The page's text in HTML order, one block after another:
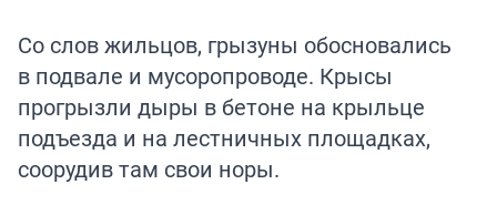
Со слов жильцов, грызуны обосновались
в подвале и мусоропроводе. Крысы
прогрызли дыры в бетоне на крыльце
подъезда и на лестничных площадках,
соорудив там свои норы.